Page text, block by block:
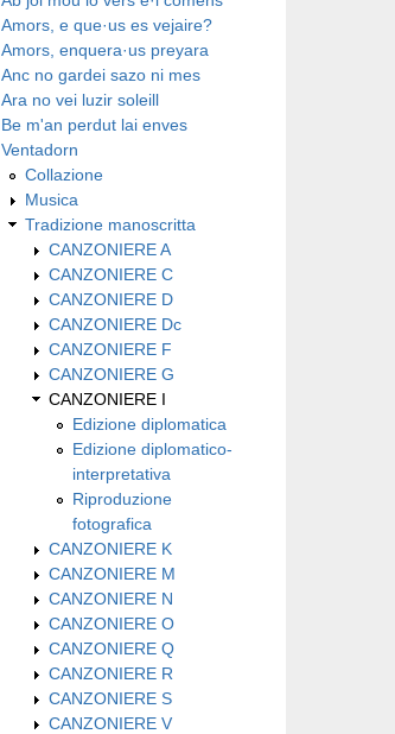
Amors, e que·us es vejaire?
Amors, enquera·us preyara
Anc no gardei sazo ni mes
Ara no vei luzir soleill
Be m'an perdut lai enves
Ventadorn
Collazione
Musica
Tradizione manoscritta
CANZONIERE A
CANZONIERE C
CANZONIERE D
CANZONIERE Dc
CANZONIERE F
CANZONIERE G
CANZONIERE I
Edizione diplomatica
Edizione diplomatico-
interpretativa
Riproduzione
fotografica
CANZONIERE K
CANZONIERE M
CANZONIERE N
CANZONIERE O
CANZONIERE Q
CANZONIERE R
CANZONIERE S
CANZONIERE V